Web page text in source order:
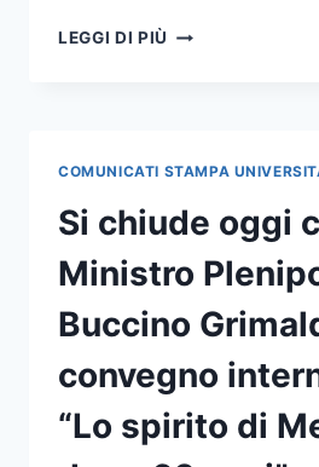
LEGGI DI PIÙ “MESSINA
FARANNO
DA
CORNICE
ALLA
CERIMONIA
DI
INAUGURAZIONE
DELL’A.A.
ALLA
PRESENZA
COMUNICATI STAMPA
Si chiude oggi
Ministro
Buccino
convegno
“Lo spirito di